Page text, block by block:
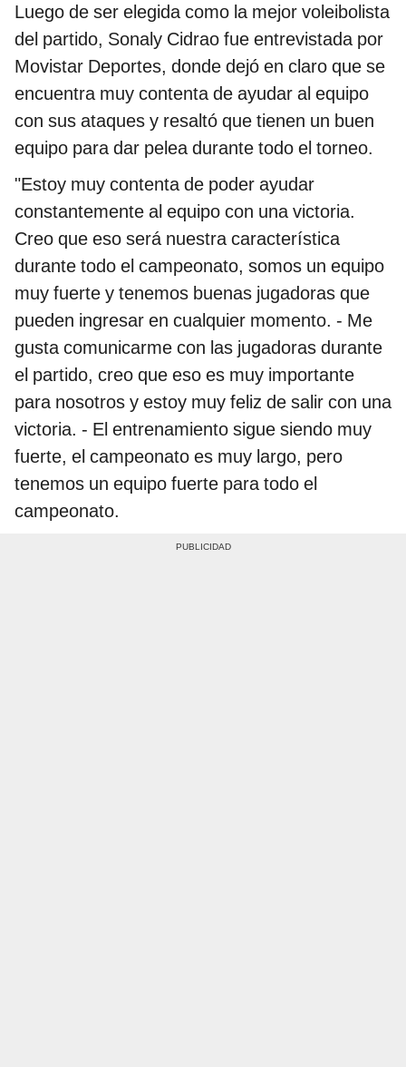
Luego de ser elegida como la mejor voleibolista
del partido, Sonaly Cidrao fue entrevistada por
Movistar Deportes, donde dejó en claro que se
encuentra muy contenta de ayudar al equipo
con sus ataques y resaltó que tienen un buen
equipo para dar pelea durante todo el torneo.
"Estoy muy contenta de poder ayudar
constantemente al equipo con una victoria.
Creo que eso será nuestra característica
durante todo el campeonato, somos un equipo
muy fuerte y tenemos buenas jugadoras que
pueden ingresar en cualquier momento. - Me
gusta comunicarme con las jugadoras durante
el partido, creo que eso es muy importante
para nosotros y estoy muy feliz de salir con una
victoria. - El entrenamiento sigue siendo muy
fuerte, el campeonato es muy largo, pero
tenemos un equipo fuerte para todo el
campeonato.